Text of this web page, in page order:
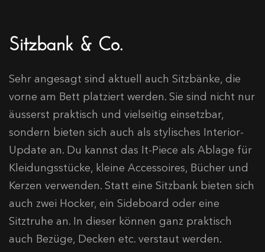
Sitzbank & Co.
Sehr angesagt sind aktuell auch Sitzbänke, die
vorne am Bett platziert werden. Sie sind nicht nur
äusserst praktisch und vielseitig einsetzbar,
sondern bieten sich auch als stylisches Interior-
Update an. Du kannst das It-Piece als Ablage für
Kleidungsstücke, kleine Accessoires, Bücher und
Kerzen verwenden. Statt eine Sitzbank bieten sich
auch zwei Hocker, ein Sideboard oder eine
Sitztruhe an. In dieser können ganz praktisch
auch Bezüge, Decken etc. verstaut werden.